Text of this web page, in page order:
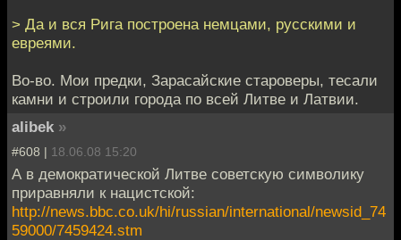
> Да и вся Рига построена немцами, русскими и
евреями.
Во-во. Мои предки, Зарасайские староверы, тесали
камни и строили города по всей Литве и Латвии.
alibek »
#608 | 18.06.08 15:20
А в демократической Литве советскую символику
приравняли к нацистской:
http://news.bbc.co.uk/hi/russian/international/newsid_74
59000/7459424.stm